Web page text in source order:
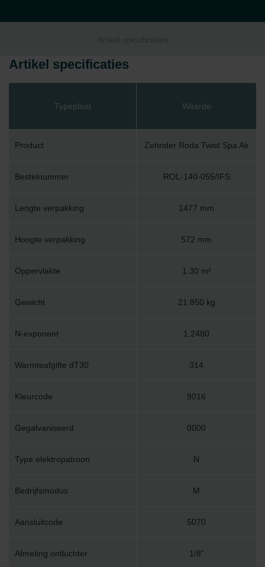
Artikel specificaties
Artikel specificaties
Typeplaat Waarde
Product Zehnder Roda Twist Spa Air
Bestelnummer ROL-140-055/IFS
Lengte verpakking 1477 mm
Hoogte verpakking 572 mm
Oppervlakte 1.30 m²
Gewicht 21.850 kg
N-exponent 1.2480
Warmteafgifte dT30 314
Kleurcode 9016
Gegalvaniseerd 0000
Type elektropatroon N
Bedrijfsmodus M
Aansluitcode 5070
Afmeting ontluchter 1/8"